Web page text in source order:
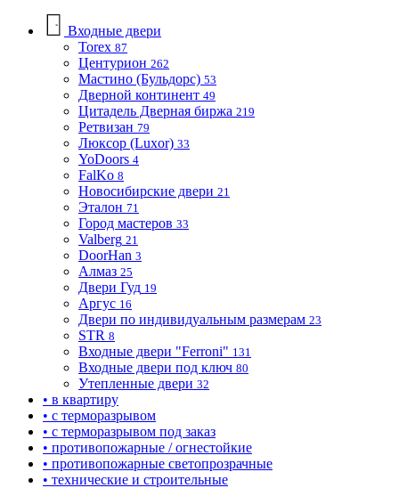
Входные двери
Torex 87
Центурион 262
Мастино (Бульдорс) 53
Дверной континент 49
Цитадель Дверная биржа 219
Ретвизан 79
Люксор (Luxor) 33
YoDoors 4
FalKo 8
Новосибирские двери 21
Эталон 71
Город мастеров 33
Valberg 21
DoorHan 3
Алмаз 25
Двери Гуд 19
Аргус 16
Двери по индивидуальным размерам 23
STR 8
Входные двери "Ferroni" 131
Входные двери под ключ 80
Утепленные двери 32
• в квартиру
• с терморазрывом
• с терморазрывом под заказ
• противопожарные / огнестойкие
• противопожарные светопрозрачные
• технические и строительные